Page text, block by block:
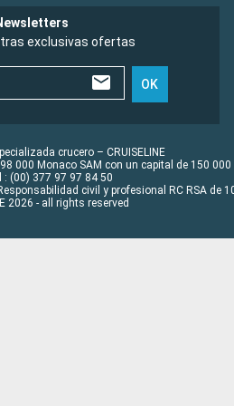
exclusivas ofertas
OK
crucero – CRUISELINE
000 Monaco SAM con un capital de 150 000
: (00) 377 97 97 84 50
civil y profesional RC RSA de
2026 - all rights reserved